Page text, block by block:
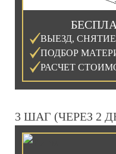
ВЫЕЗД,
ПОДБОР
РАСЧЕТ
3 ШАГ (ЧЕРЕЗ 2